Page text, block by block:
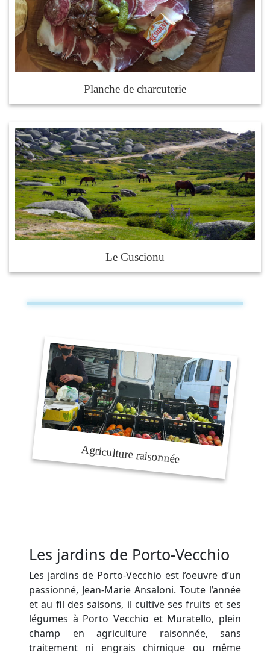
Les jardins de Porto-Vecchio
Les jardins de Porto-Vecchio est l’oeuvre d’un
passionné, Jean-Marie Ansaloni. Toute l’année
et au fil des saisons, il cultive ses fruits et ses
légumes à Porto Vecchio et Muratello, plein
champ en agriculture raisonnée, sans
traitement ni engrais chimique ou même